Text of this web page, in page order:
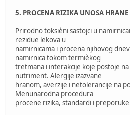
5. PROCENA RIZIKA UNOSA HRANE
Prirodno toksièni sastojci u
rezidue lekova u
namirnicama i procena njihovog
namirnica tokom termièkog
tretmana i interakcije koje postoje
nutriment. Alergije izazvane
hranom, averzije i netolerancije na
Menunarodna procedura
procene rizika, standardi i